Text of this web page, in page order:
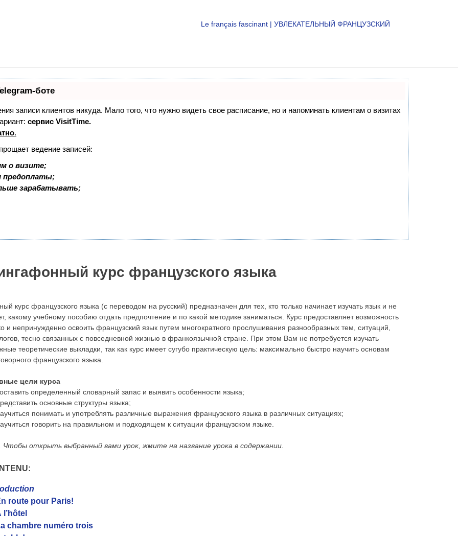
Le français fascinant | УВЛЕКАТЕЛЬНЫЙ ФРАНЦУЗСКИЙ
боте
записи клиентов никуда. Мало того, что нужно видеть свое расписание, но и напоминать клиентам о визитах
сервис VisitTime.
.
ведение записей:
о визите;
предоплаты;
зарабатывать;
курс французского языка
курс французского языка (с переводом на русский) предназначен для тех, кто только начинает изучать язык и не
какому учебному пособию отдать предпочтение и по какой методике заниматься. Курс предоставляет возможность
и непринужденно освоить французский язык путем многократного прослушивания разнообразных тем, ситуаций,
тесно связанных с повседневной жизнью в франкоязычной стране. При этом Вам не потребуется изучать
теоретические выкладки, так как курс имеет сугубо практическую цель: максимально быстро научить основам
французского языка.
цели курса
определенный словарный запас и выявить особенности языка;
основные структуры языка;
понимать и употреблять различные выражения французского языка в различных ситуациях;
говорить на правильном и подходящем к ситуации французском языке.
Чтобы открыть выбранный вами урок, жмите на название урока в содержании.
route pour Paris!
l’hôtel
chambre numéro trois